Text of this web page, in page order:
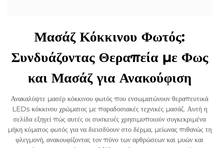
Μασάζ Κόκκινου Φωτός:
Συνδυάζοντας Θεραπεία με Φως
και Μασάζ για Ανακούφιση
Ανακαλύψτε μασέρ κόκκινου φωτός που ενσωματώνουν θεραπευτικά
LEDs κόκκινου χρώματος με παραδοσιακές τεχνικές μασάζ. Αυτή η
σελίδα εξηγεί πώς αυτές οι συσκευές χρησιμοποιούν συγκεκριμένα
μήκη κύματος φωτός για να διεισδύουν στο δέρμα, μείωνας πιθανώς τη
φλεγμονή, ανακουφίζοντας τον πόνο των αρθρώσεων και μυών και